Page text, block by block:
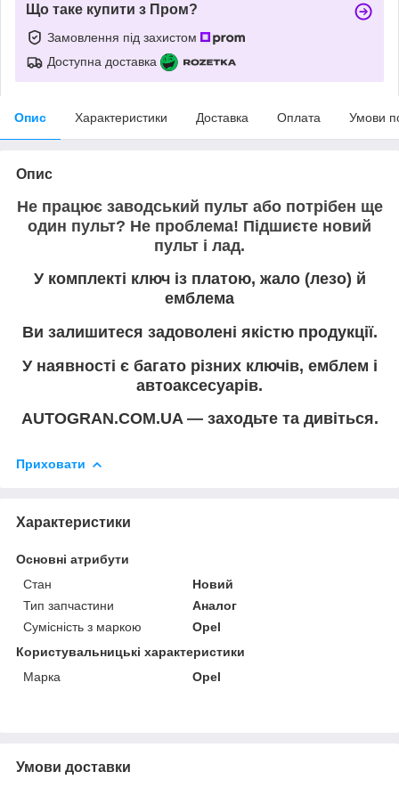
Що таке купити з Пром?
Замовлення під захистом
Доступна доставка
Опис Характеристики Доставка Оплата Умови
Опис
Не працює заводський пульт або потрібен ще
один пульт? Не проблема! Підшиєте новий
пульт і лад.
У комплекті ключ із платою, жало (лезо) й
емблема
Ви залишитеся задоволені якістю продукції.
У наявності є багато різних ключів, емблем і
автоаксесуарів.
AUTOGRAN.COM.UA — заходьте та дивіться.
Приховати
Характеристики
Основні атрибути
Стан
Новий
Тип запчастини
Аналог
Сумісність з маркою
Opel
Користувальницькі характеристики
Марка
Opel
Умови доставки